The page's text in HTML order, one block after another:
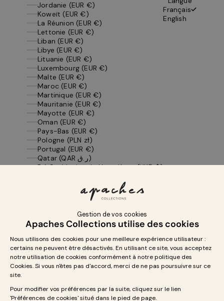
Jordanie (EUR €)
Koweït (EUR €)
La Réunion (EUR €)
Lettonie (EUR €)
Liban (EUR €)
Libye (EUR €)
Lituanie (EUR €)
Luxembourg (EUR €)
Malte (EUR €)
Maroc (EUR €)
Martinique (EUR €)
Mauritanie (EUR €)
Mayotte (EUR €)
Oman (EUR €)
Pays-Bas (EUR €)
Pologne (PLN zł)
Portugal (EUR €)
Qatar (QAR ر.ق)
R.A.S. chinoise de Hong Kong (HKD $)
Saint-Barthélemy (EUR €)
Saint-Martin (EUR €)
Saint-Pierre-et-Miquelon (EUR €)
Slovaquie (EUR €)
Slovénie (EUR €)
Suède (SEK kr)
Suisse (CHF CHF)
Tchéquie (CZK Kč)
Tunisie (EUR €)
Français
English